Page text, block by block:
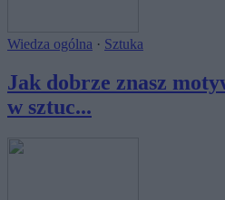
Wiedza ogólna · Sztuka
Jak dobrze znasz
w sztuc...